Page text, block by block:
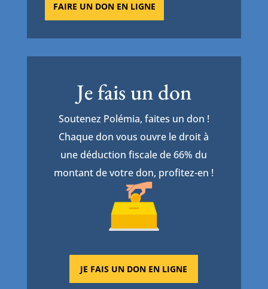
FAIRE UN DON EN LIGNE
Je fais un don
Soutenez Polémia, faites un don !
Chaque don vous ouvre le droit à
une déduction fiscale de 66% du
montant de votre don, profitez-en !
JE FAIS UN DON EN LIGNE